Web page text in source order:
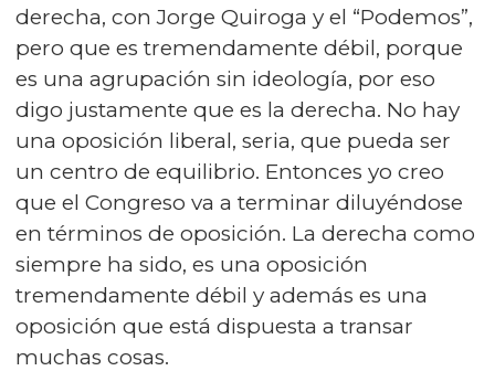
derecha, con Jorge Quiroga y el “Podemos”,
pero que es tremendamente débil, porque
es una agrupación sin ideología, por eso
digo justamente que es la derecha. No hay
una oposición liberal, seria, que pueda ser
un centro de equilibrio. Entonces yo creo
que el Congreso va a terminar diluyéndose
en términos de oposición. La derecha como
siempre ha sido, es una oposición
tremendamente débil y además es una
oposición que está dispuesta a transar
muchas cosas.